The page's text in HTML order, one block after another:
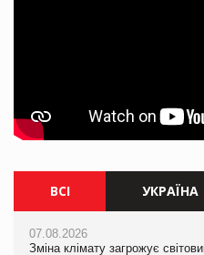
ВСІ УКРАЇНА
07.08.2026
Зміна клімату загрожує
07.08.2026
Розмитнення «з коліс» та крос-
07.08.2026
Зміна клімату загрожує